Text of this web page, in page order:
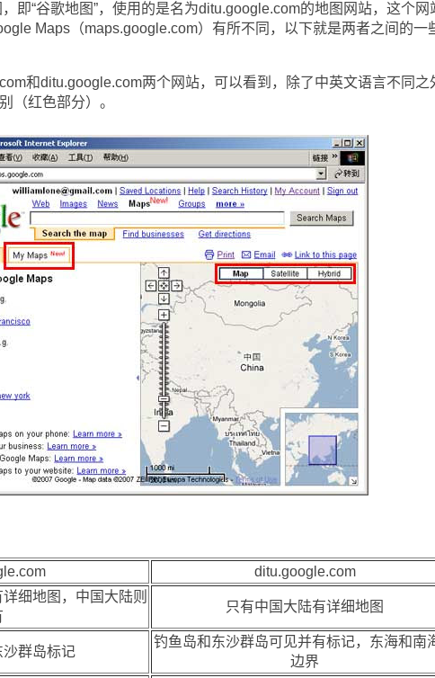
“谷歌地图”，使用的是名为ditu.google.com的地图网站，这个网
Maps（maps.google.com）有所不同，以下就是两者之间的一
和ditu.google.com两个网站，可以看到，除了中英文语言不同之
（红色部分）。
ditu.google.com
细地图，中国大陆则
只有中国大陆有详细地图
群岛标记
钓鱼岛和东沙群岛可见并有标记，东海和南
边界